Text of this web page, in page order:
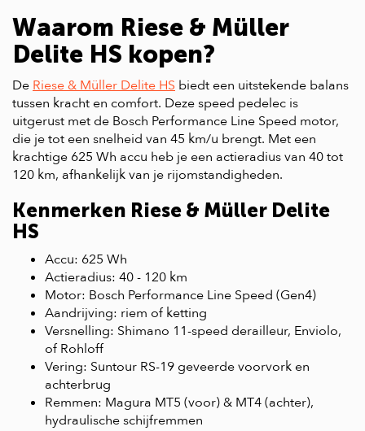
Waarom Riese & Müller
Delite HS kopen?
De Riese & Müller Delite HS biedt een uitstekende balans
tussen kracht en comfort. Deze speed pedelec is
uitgerust met de Bosch Performance Line Speed motor,
die je tot een snelheid van 45 km/u brengt. Met een
krachtige 625 Wh accu heb je een actieradius van 40 tot
120 km, afhankelijk van je rijomstandigheden.
Kenmerken Riese & Müller Delite
HS
Accu: 625 Wh
Actieradius: 40 - 120 km
Motor: Bosch Performance Line Speed (Gen4)
Aandrijving: riem of ketting
Versnelling: Shimano 11-speed derailleur, Enviolo,
of Rohloff
Vering: Suntour RS-19 geveerde voorvork en
achterbrug
Remmen: Magura MT5 (voor) & MT4 (achter),
hydraulische schijfremmen